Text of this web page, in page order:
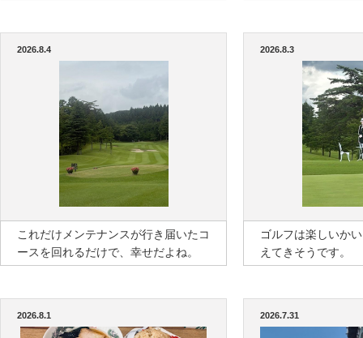
2026.8.4
これだけメンテナンスが行き届いたコ
ースを回れるだけで、幸せだよね。
2026.8.3
ゴルフは楽しいか
えてきそうです。
2026.8.1 2026.7.31